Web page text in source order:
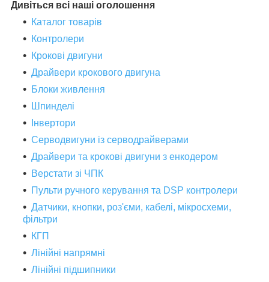
Дивіться всі наші оголошення
Каталог товарів
Контролери
Крокові двигуни
Драйвери крокового двигуна
Блоки живлення
Шпинделі
Інвертори
Серводвигуни із серводрайверами
Драйвери та крокові двигуни з енкодером
Верстати зі ЧПК
Пульти ручного керування та DSP контролери
Датчики, кнопки, роз'єми, кабелі, мікросхеми,
фільтри
КГП
Лінійні напрямні
Лінійні підшипники